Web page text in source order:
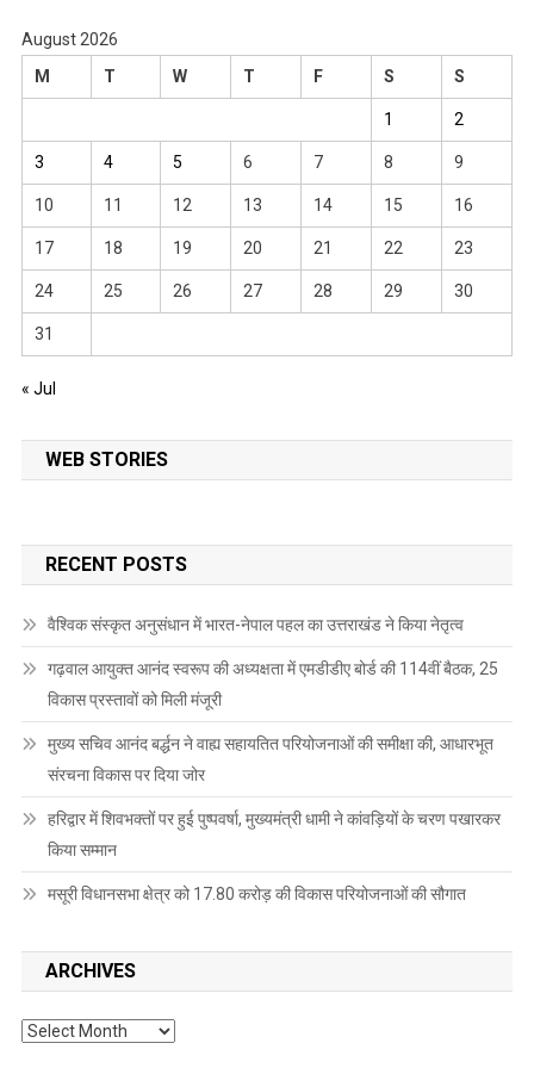
August 2026
M
T W T F S S
1 2
3 4 5 6 7 8 9
10 11 12 13 14 15 16
17 18 19 20 21 22 23
24 25 26 27 28 29 30
31
« Jul
WEB STORIES
RECENT POSTS
वैश्विक संस्कृत अनुसंधान में भारत-नेपाल पहल का उत्तराखंड ने किया नेतृत्व
गढ़वाल आयुक्त आनंद स्वरूप की अध्यक्षता में एमडीडीए बोर्ड की 114वीं बैठक, 25
विकास प्रस्तावों को मिली मंजूरी
मुख्य सचिव आनंद बर्द्धन ने वाह्य सहायतित परियोजनाओं की समीक्षा की, आधारभूत
संरचना विकास पर दिया जोर
हरिद्वार में शिवभक्तों पर हुई पुष्पवर्षा, मुख्यमंत्री धामी ने कांवड़ियों के चरण पखारकर
किया सम्मान
मसूरी विधानसभा क्षेत्र को 17.80 करोड़ की विकास परियोजनाओं की सौगात
ARCHIVES
Archives